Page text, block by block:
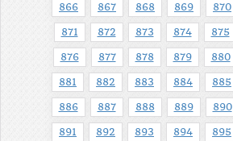
866 867 868 869 870
871 872 873 874 875
876 877 878 879 880
881 882 883 884 885
886 887 888 889 890
891 892 893 894 895